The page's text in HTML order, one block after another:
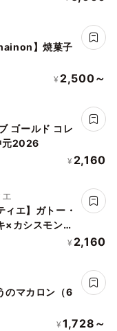
】焼菓子
¥ 2,500～
ゴールド コレ
元2026
¥ 2,160
ィエ】ガトー・
×カシスモンブ
¥ 2,160
のマカロン（6
¥ 1,728～